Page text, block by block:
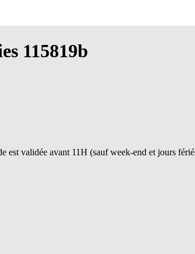
115819b
est validée avant 11H (sauf week-end et jours